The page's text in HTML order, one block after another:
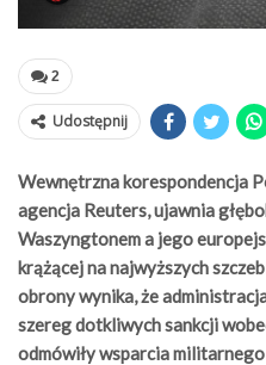
2
Udostępnij
Wewnętrzna korespondencja
agencja Reuters, ujawnia
Waszyngtonem a jego
krążącej na najwyższych
obrony wynika, że
szereg dotkliwych sankcji
odmówiły wsparcia